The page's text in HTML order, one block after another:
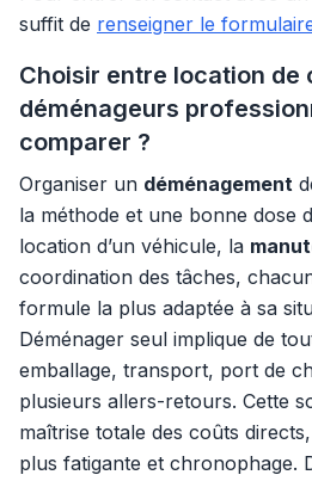
suffit de renseigner le
Choisir entre location de
déménageurs
comparer ?
Organiser un déménagement
la méthode et une bonne dose
location d’un véhicule, la
coordination des tâches,
formule la plus adaptée à sa
Déménager seul implique de
emballage, transport, port de
plusieurs allers-retours. Cette
maîtrise totale des coûts
plus fatigante et chronophage.